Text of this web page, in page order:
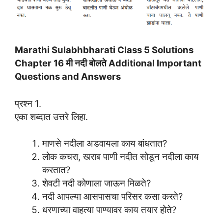
Marathi Sulabhbharati Class 5 Solutions
Chapter 16 मी नदी बोलते Additional Important
Questions and Answers
प्रश्न 1.
एका शब्दात उत्तरे लिहा.
माणसे नदीला अडवायला काय बांधतात?
लोक कचरा, खराब पाणी नदीत सोडून नदीला काय
करतात?
शेवटी नदी कोणाला जाऊन मिळते?
नदी आपल्या आसपासचा परिसर कसा करते?
धरणाच्या वाहत्या पाण्यावर काय तयार होते?